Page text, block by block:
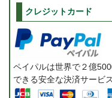
クレジットカード
ペイパルは世界で２億
できる安全な決済サービ